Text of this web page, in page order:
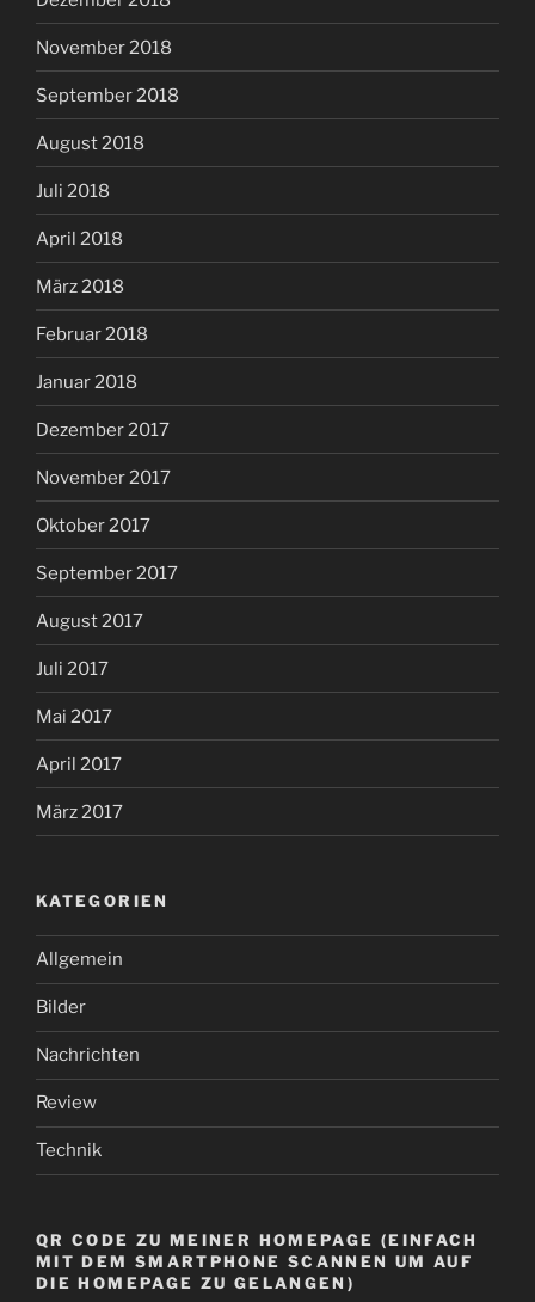
November 2018
September 2018
August 2018
Juli 2018
April 2018
März 2018
Februar 2018
Januar 2018
Dezember 2017
November 2017
Oktober 2017
September 2017
August 2017
Juli 2017
Mai 2017
April 2017
März 2017
KATEGORIEN
Allgemein
Bilder
Nachrichten
Review
Technik
QR CODE ZU MEINER HOMEPAGE (EINFACH
MIT DEM SMARTPHONE SCANNEN UM AUF
DIE HOMEPAGE ZU GELANGEN)